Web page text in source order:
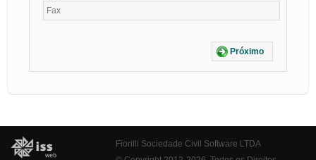
Próximo
Fiorilli Sociedade Civil Software LTDA